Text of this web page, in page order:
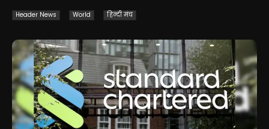
Header News World हिन्दी मंच